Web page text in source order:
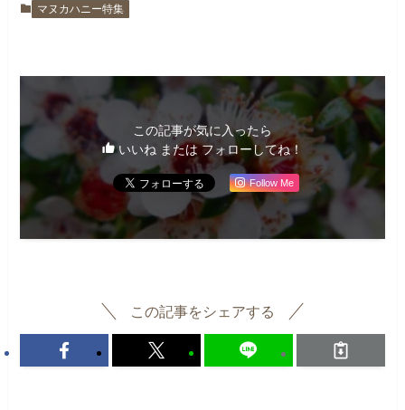
マヌカハニー特集
この記事が気に入ったら
いいね または フォローしてね！
Follow Me
この記事をシェアする